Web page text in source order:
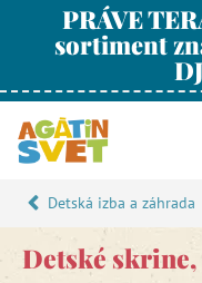
PRÁVE
sortiment
Detská izba a záhrada
Detské